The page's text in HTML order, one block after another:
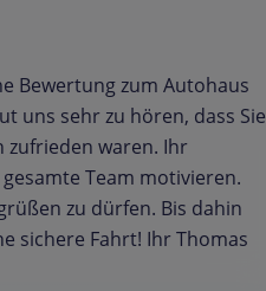
Bewertung zum Autohaus
uns sehr zu hören, dass Sie
waren. Ihr
Team motivieren.
zu dürfen. Bis dahin
sichere Fahrt! Ihr Thomas